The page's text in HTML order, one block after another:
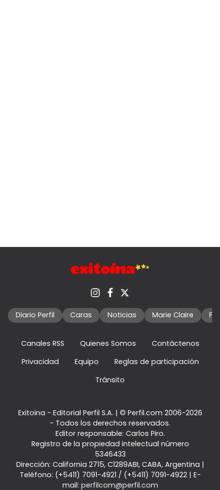
Diario Perfil Caras Noticias Marie Claire
Canales RSS Quienes Somos
Contáctenos
Privacidad
Equipo
Reglas de participación
Tránsito
Exitoina - Editorial Perfil S.A. | © Perfil.com 2006-2026
- Todos los derechos reservados.
Editor responsable: Carlos Piro.
Registro de la propiedad intelectual número
5346433
Dirección: California 2715, C1289ABI, CABA, Argentina |
Teléfono: (+5411) 7091-4921 / (+5411) 7091-4922| E-
mail: perfilcom@perfil.com